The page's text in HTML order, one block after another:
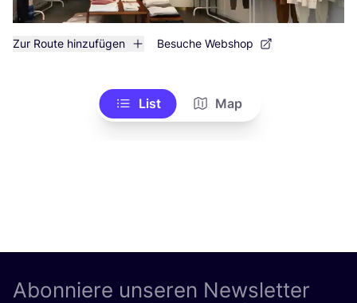
Zur Route hinzufügen Besuche Webshop
List Map
Abonniere unseren Newsletter